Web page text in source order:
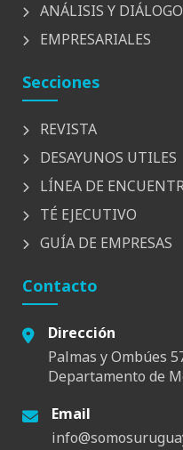
ANÁLISIS Y DIÁLOGO
EMPRESARIALES
Secciones
REVISTA
DESAYUNOS UTILES
LÍNEA DE
TÉ EJECUTIVO
GUÍA DE EMPRESAS
Contacto
Dirección
Palmas y Ombúes
Departamento de
Email